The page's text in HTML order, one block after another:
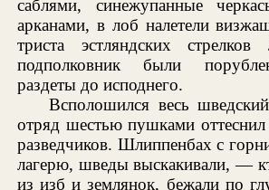
саблями, синежупанные
арканами, в лоб налетели
триста эстляндских
подполковник были
раздеты до исподнего.
Всполошился весь
отряд шестью пушками
разведчиков. Шлиппенбах с
лагерю, шведы выскакивали, —
из изб и землянок, бежали по